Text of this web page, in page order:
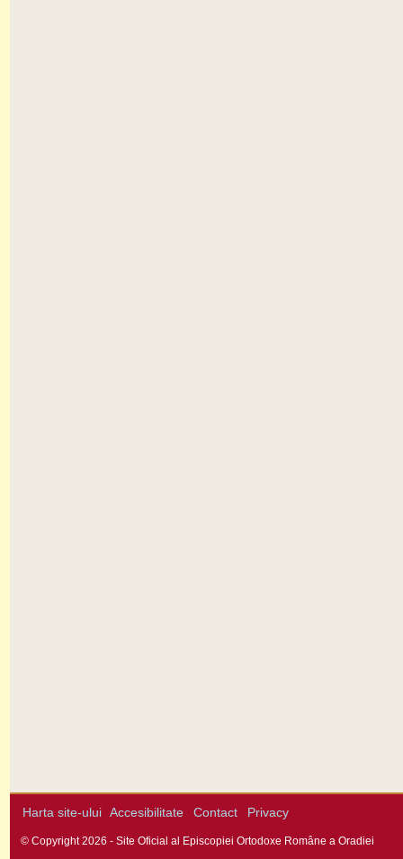
Harta site-ului Accesibilitate Contact Privacy
© Copyright 2026 - Site Oficial al Episcopiei Ortodoxe Române a Oradiei